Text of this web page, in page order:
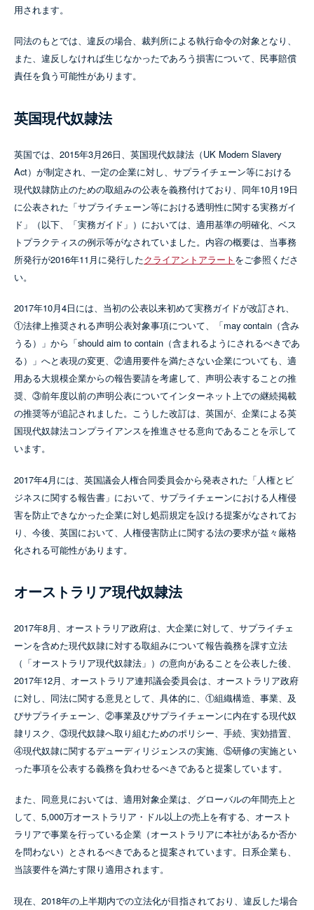
用されます。
同法のもとでは、違反の場合、裁判所による執行命令の対象となり、
また、違反しなければ生じなかったであろう損害について、民事賠償
責任を負う可能性があります。
英国現代奴隷法
英国では、2015年3月26日、英国現代奴隷法（UK Modern Slavery
Act）が制定され、一定の企業に対し、サプライチェーン等における
現代奴隷防止のための取組みの公表を義務付けており、同年10月19日
に公表された「サプライチェーン等における透明性に関する実務ガイ
ド」（以下、「実務ガイド」）においては、適用基準の明確化、ベス
トプラクティスの例示等がなされていました。内容の概要は、当事務
所発行が2016年11月に発行したクライアントアラート をご参照くださ
い。
2017年10月4日には、当初の公表以来初めて実務ガイドが改訂され、
①法律上推奨される声明公表対象事項について、「may contain（含み
うる）」から「should aim to contain（含まれるようにされるべきであ
る）」へと表現の変更、②適用要件を満たさない企業についても、適
用ある大規模企業からの報告要請を考慮して、声明公表することの推
奨、③前年度以前の声明公表についてインターネット上での継続掲載
の推奨等が追記されました。こうした改訂は、英国が、企業による英
国現代奴隷法コンプライアンスを推進させる意向であることを示して
います。
2017年4月には、英国議会人権合同委員会から発表された「人権とビ
ジネスに関する報告書」において、サプライチェーンにおける人権侵
害を防止できなかった企業に対し処罰規定を設ける提案がなされてお
り、今後、英国において、人権侵害防止に関する法の要求が益々厳格
化される可能性があります。
オーストラリア現代奴隷法
2017年8月、オーストラリア政府は、大企業に対して、サプライチェ
ーンを含めた現代奴隷に対する取組みについて報告義務を課す立法
（「オーストラリア現代奴隷法」）の意向があることを公表した後、
2017年12月、オーストラリア連邦議会委員会は、オーストラリア政府
に対し、同法に関する意見として、具体的に、①組織構造、事業、及
びサプライチェーン、②事業及びサプライチェーンに内在する現代奴
隷リスク、③現代奴隷へ取り組むためのポリシー、手続、実効措置、
④現代奴隷に関するデューディリジェンスの実施、⑤研修の実施とい
った事項を公表する義務を負わせるべきであると提案しています。
また、同意見においては、適用対象企業は、グローバルの年間売上と
して、5,000万オーストラリア・ドル以上の売上を有する、オースト
ラリアで事業を行っている企業（オーストラリアに本社があるか否か
を問わない）とされるべきであると提案されています。日系企業も、
当該要件を満たす限り適用されます。
現在、2018年の上半期内での立法化が目指されており、違反した場合